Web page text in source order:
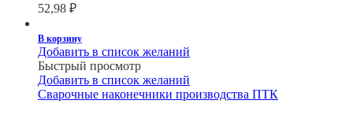
52,98 ₽
В корзину
Добавить в список желаний
Быстрый просмотр
Добавить в список желаний
Сварочные наконечники производства ПТК